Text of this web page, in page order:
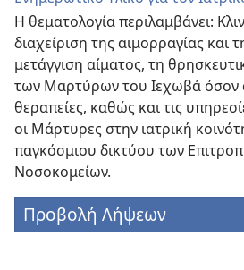
Η θεματολογία περιλαμβάνει:
διαχείριση της αιμορραγίας και
μετάγγιση αίματος, τη
των Μαρτύρων του Ιεχωβά όσον
θεραπείες, καθώς και τις
οι Μάρτυρες στην ιατρική
παγκόσμιου δικτύου των
Νοσοκομείων.
Προβολή Λήψεων